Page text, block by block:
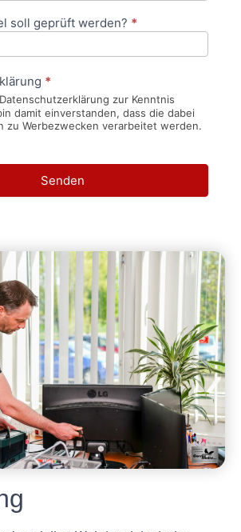
soll geprüft werden? *
*
zur Kenntnis
damit einverstanden, dass die dabei
zu Werbezwecken verarbeitet werden.
Senden